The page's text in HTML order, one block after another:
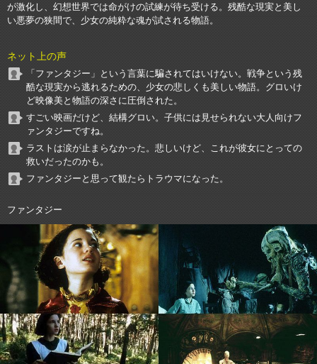
が激化し、幻想世界では命がけの試練が待ち受ける。残酷な現実と美し
い悪夢の狭間で、少女の純粋な魂が試される物語。
ネット上の声
「ファンタジー」という言葉に騙されてはいけない。戦争という残
酷な現実から逃れるための、少女の悲しくも美しい物語。グロいけ
ど映像美と物語の深さに圧倒された。
すごい映画だけど、結構グロい。子供には見せられない大人向けフ
ァンタジーですね。
ラストは涙が止まらなかった。悲しいけど、これが彼女にとっての
救いだったのかも。
ファンタジーと思って観たらトラウマになった。
ファンタジー